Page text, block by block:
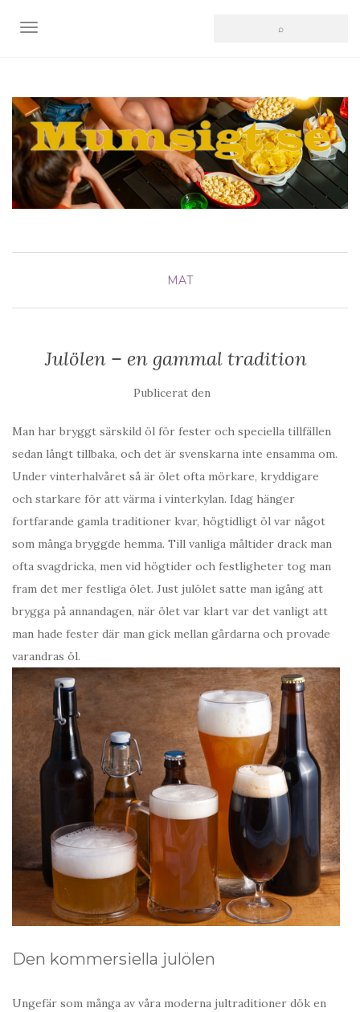
SLÅ PÅ/AV NAVIGERING
MAT
Julölen – en gammal tradition
Publicerat den
Man har bryggt särskild öl för fester och speciella tillfällen
sedan långt tillbaka, och det är svenskarna inte ensamma om.
Under vinterhalvåret så är ölet ofta mörkare, kryddigare
och starkare för att värma i vinterkylan. Idag hänger
fortfarande gamla traditioner kvar, högtidligt öl var något
som många bryggde hemma. Till vanliga måltider drack man
ofta svagdricka, men vid högtider och festligheter tog man
fram det mer festliga ölet. Just julölet satte man igång att
brygga på annandagen, när ölet var klart var det vanligt att
man hade fester där man gick mellan gårdarna och provade
varandras öl.
Den kommersiella julölen
Ungefär som många av våra moderna jultraditioner dök en